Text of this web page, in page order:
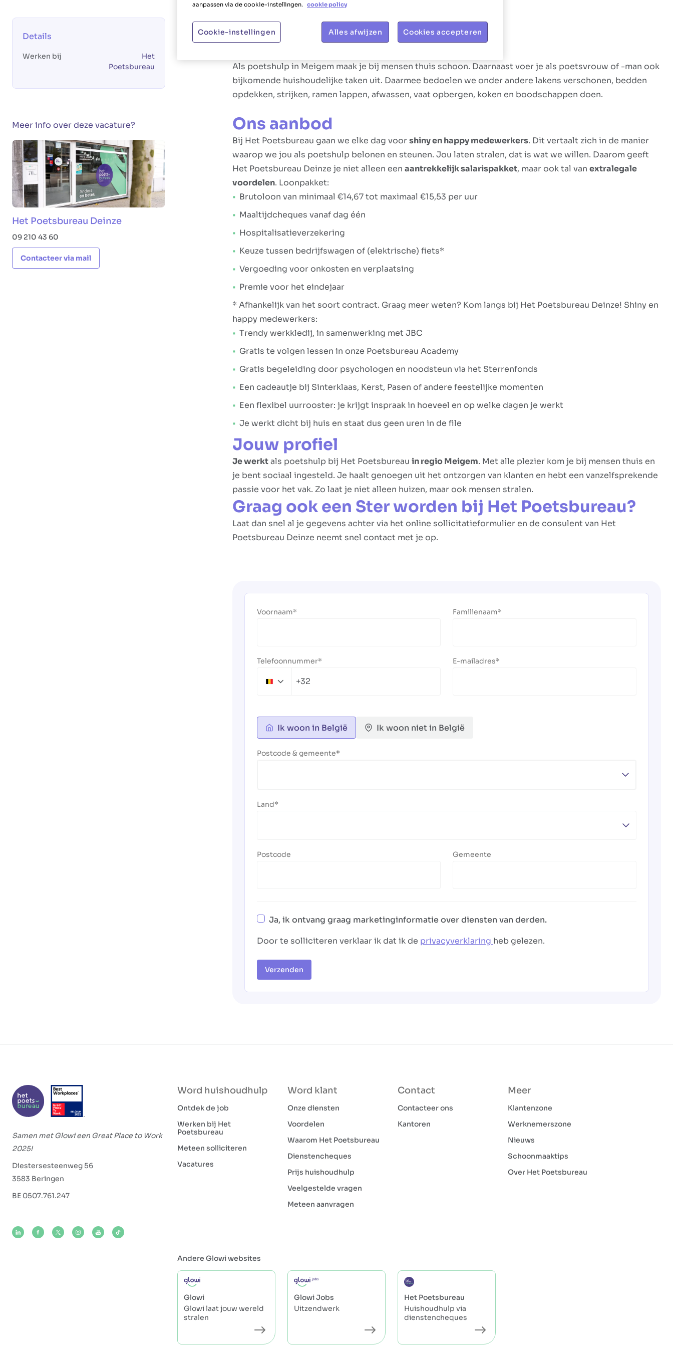
Details
Werken bij
Het
Poetsbureau
Meer info over deze vacature?
Het Poetsbureau Deinze
09 210 43 60
Contacteer via mail
Taakbeschrijving
Als poetshulp in Meigem maak je bij mensen thuis schoon. Daarnaast voer je als poetsvrouw of -man ook
bijkomende huishoudelijke taken uit. Daarmee bedoelen we onder andere lakens verschonen, bedden
opdekken, strijken, ramen lappen, afwassen, vaat opbergen, koken en boodschappen doen.
Ons aanbod
Bij Het Poetsbureau gaan we elke dag voorshiny en happy medewerkers. Dit vertaalt zich in de manier
waarop we jou als poetshulp belonen en steunen. Jou laten stralen, dat is wat we willen. Daarom geeft
Het Poetsbureau Deinze je niet alleen een aantrekkelijk salarispakket, maar ook tal van extralegale
voordelen. Loonpakket:
Brutoloon van minimaal €14,67 tot maximaal €15,53 per uur
Maaltijdcheques vanaf dag één
Hospitalisatieverzekering
Keuze tussen bedrijfswagen of (elektrische) fiets*
Vergoeding voor onkosten en verplaatsing
Premie voor het eindejaar
* Afhankelijk van het soort contract. Graag meer weten? Kom langs bij Het Poetsbureau Deinze! Shiny en
happy medewerkers:
Trendy werkkledij, in samenwerking met JBC
Gratis te volgen lessen in onze Poetsbureau Academy
Gratis begeleiding door psychologen en noodsteun via het Sterrenfonds
Een cadeautje bij Sinterklaas, Kerst, Pasen of andere feestelijke momenten
Een flexibel uurrooster: je krijgt inspraak in hoeveel en op welke dagen je werkt
Je werkt dicht bij huis en staat dus geen uren in de file
Jouw profiel
Je werktals poetshulp bij Het Poetsbureau in regio Meigem. Met alle plezier kom je bij mensen thuis en
je bent sociaal ingesteld. Je haalt genoegen uit het ontzorgen van klanten en hebt een vanzelfsprekende
passie voor het vak. Zo laat je niet alleen huizen, maar ook mensen stralen.
Graag ook een Ster worden bij Het Poetsbureau?
Laat dan snel al je gegevens achter via het online sollicitatieformulier en de consulent van Het
Poetsbureau Deinze neemt snel contact met je op.
Voornaam Familienaam
Telefoonnummer
Belgium+32
E-mailadres
Ik woon in België Ik woon niet in België
Postcode & gemeente
Land
Postcode Gemeente
Ja, ik ontvang graag marketinginformatie over diensten van derden.
Door te solliciteren verklaar ik dat ik de privacyverklaring heb gelezen.
Verzenden
Samen met Glowi een Great Place to Work
2025!
Diestersesteenweg 56
3583 Beringen
BE 0507.761.247
Word huishoudhulp
Ontdek de job
Werken bij Het
Poetsbureau
Meteen solliciteren
Vacatures
Word klant
Onze diensten
Voordelen
Waarom Het Poetsbureau
Dienstencheques
Prijs huishoudhulp
Veelgestelde vragen
Meteen aanvragen
Contact
Contacteer ons
Kantoren
Meer
Klantenzone
Werknemerszone
Nieuws
Schoonmaaktips
Over Het Poetsbureau
Andere Glowi websites
Glowi
Glowi laat jouw wereld
stralen
Glowi Jobs
Uitzendwerk
Het Poetsbureau
Huishoudhulp via
dienstencheques
aanpassen via de cookie-instellingen.
cookie policy
Alles afwijzen Cookies accepteren
Cookie-instellingen